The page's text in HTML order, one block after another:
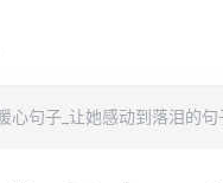
心句子_让她感动到落泪的句